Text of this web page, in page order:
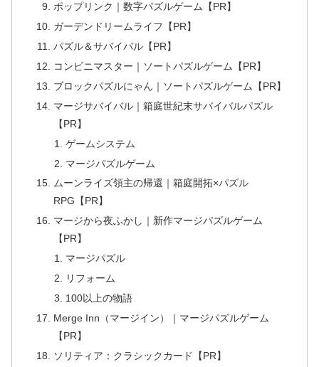
ポップリンク｜数字パズルゲーム【PR】
ガーデンドリームライフ【PR】
パズル＆サバイバル【PR】
コンビニマスター｜ソートパズルゲーム【PR】
ブロックパズルにゃん｜ソートパズルゲーム【PR】
マージサバイバル｜箱庭世紀末サバイバルパズル
【PR】
ゲームシステム
マージパズルゲーム
ムーンライズ領主の帰還｜箱庭開拓×パズル
RPG【PR】
マージから夜ふかし｜新作マージパズルゲーム
【PR】
マージパズル
リフォーム
100以上の物語
Merge Inn（マージイン）｜マージパズルゲーム
【PR】
ソリティア：クラシックカード【PR】